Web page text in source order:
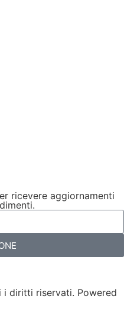
ricevere aggiornamenti
diritti riservati. Powered